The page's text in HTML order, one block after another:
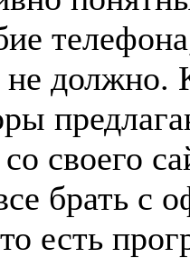
должно.
со своего
брать с
есть